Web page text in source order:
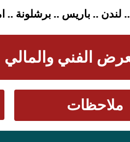
.. باريس .. برشلونة ..
الفني والمالي
ملاحظات